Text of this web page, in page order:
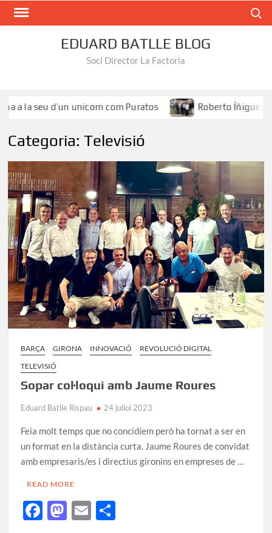
EDUARD BATLLE BLOG
Soci Director La Factoria
seu d’un unicorn com Puratos Roberto Íñiguez: «El
Categoria:Televisió
BARÇA GIRONA INNOVACIÓ
REVOLUCIÓ DIGITAL
TELEVISIÓ
Sopar col·loqui amb Jaume Roures
Eduard Batlle Rispau 24 juliol 2023
Feia molt temps que no concidíem però ha tornat a ser en
un format en la distància curta. Jaume Roures de convidat
amb empresaris/es i directius gironins en empreses de …
READ MORE
F
M E